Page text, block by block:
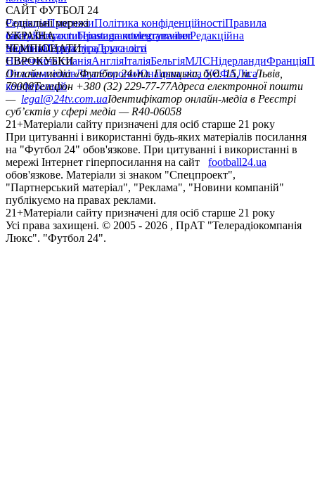
САЙТ ФУТБОЛ 24
РедакціяПрогнозиПолітика конфіденційностіПравила
сайтуКонтактиПравила коментуванняРедакційна
політикаСтруктура власності
Соціальні мережі
facebookxyoutubeinstagramtelegramviber
УКРАЇНА
УкраїнаПерша лігаДруга ліга
ЧЕМПІОНАТИ
НімеччинаІспаніяАнгліяІталіяБельгіяМЛСНідерландиФранція
ЄВРОКУБКИ
Ліга чемпіонівЛіга ЄвропиЮнацька ліга УЄФАЛіга
конференцій
Онлайн-медіа «Футбол 24»пл. Галицька, буд. 15, м. Львів,
79008Телефон +380 (32) 229-77-77Адреса електронної пошти
— legal@24tv.com.uaІдентифікатор онлайн-медіа в Реєстрі
суб’єктів у сфері медіа — R40-06058
21+Матеріали сайту призначені для осіб старше 21 року
При цитуванні і використанні будь-яких матеріалів посилання
на "Футбол 24" обов'язкове. При цитуванні і використанні в
мережі Інтернет гіперпосилання на сайт
football24.ua
обов'язкове. Матеріали зі знаком "Спецпроект",
"Партнерський матеріал", "Реклама", "Новини компаній"
публікуємо на правах реклами.
21+Матеріали сайту призначені для осіб старше 21 року
Усi права захищенi. © 2005 - 2026 , ПрАТ "Телерадіокомпанія
Люкс". "Футбол 24".